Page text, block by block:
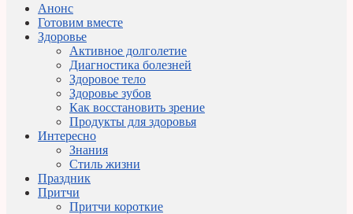
Анонс
Готовим вместе
Здоровье
Активное долголетие
Диагностика болезней
Здоровое тело
Здоровье зубов
Как восстановить зрение
Продукты для здоровья
Интересно
Знания
Стиль жизни
Праздник
Притчи
Притчи короткие